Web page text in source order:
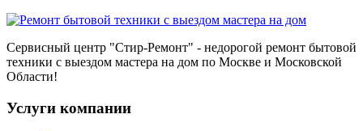
Сервисный центр "Стир-Ремонт" - недорогой ремонт бытовой
техники с выездом мастера на дом по Москве и Московской
Области!
Услуги компании